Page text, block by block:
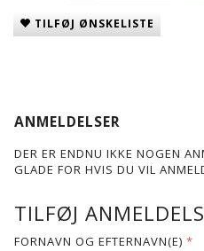
TILFØJ ØNSKELISTE
ANMELDELSER
DER ER ENDNU IKKE NOGEN
GLADE FOR HVIS DU VIL
TILFØJ
FORNAVN OG EFTERNAVN(E)